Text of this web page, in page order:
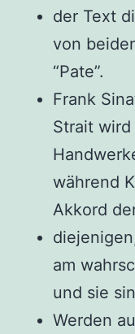
der Text
von
“Pate”.
Frank
Strait
während
Akkord
am
und sie
Werden